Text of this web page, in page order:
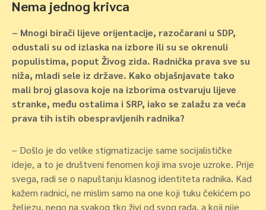
Nema jednog krivca
– Mnogi birači lijeve orijentacije, razočarani u SDP,
odustali su od izlaska na izbore ili su se okrenuli
populistima, poput Živog zida. Radnička prava sve su
niža, mladi sele iz države. Kako objašnjavate tako
mali broj glasova koje na izborima ostvaruju lijeve
stranke, među ostalima i SRP, iako se zalažu za veća
prava tih istih obespravljenih radnika?
– Došlo je do velike stigmatizacije same socijalističke
ideje, a to je društveni fenomen koji ima svoje uzroke. Prije
svega, radi se o napuštanju klasnog identiteta radnika. Kad
kažem radnici, ne mislim samo na one koji tuku čekićem po
željezu, nego na svakog tko živi od svog rada, a koji nije